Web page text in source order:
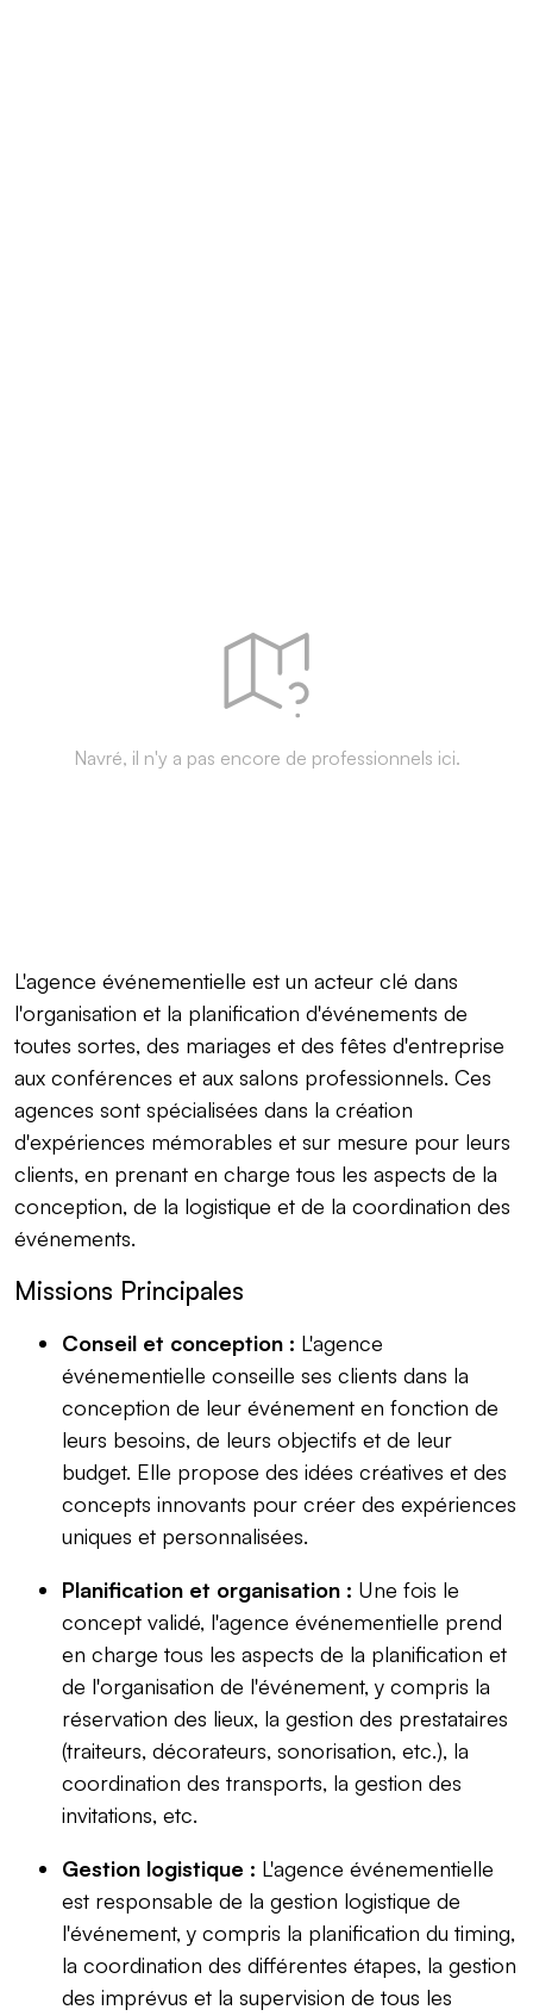
Navré, il n'y a pas encore de professionnels ici.
L'agence événementielle est un acteur clé dans
l'organisation et la planification d'événements de
toutes sortes, des mariages et des fêtes d'entreprise
aux conférences et aux salons professionnels. Ces
agences sont spécialisées dans la création
d'expériences mémorables et sur mesure pour leurs
clients, en prenant en charge tous les aspects de la
conception, de la logistique et de la coordination des
événements.
Missions Principales
Conseil et conception : L'agence
événementielle conseille ses clients dans la
conception de leur événement en fonction de
leurs besoins, de leurs objectifs et de leur
budget. Elle propose des idées créatives et des
concepts innovants pour créer des expériences
uniques et personnalisées.
Planification et organisation : Une fois le
concept validé, l'agence événementielle prend
en charge tous les aspects de la planification et
de l'organisation de l'événement, y compris la
réservation des lieux, la gestion des prestataires
(traiteurs, décorateurs, sonorisation, etc.), la
coordination des transports, la gestion des
invitations, etc.
Gestion logistique : L'agence événementielle
est responsable de la gestion logistique de
l'événement, y compris la planification du timing,
la coordination des différentes étapes, la gestion
des imprévus et la supervision de tous les